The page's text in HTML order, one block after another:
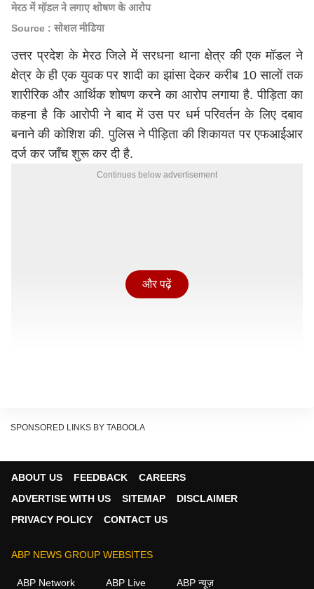
मेरठ में मॉ़डल ने लगाए शोषण के आरोप
Source : सोशल मीडिया
उत्तर प्रदेश के मेरठ जिले में सरधना थाना क्षेत्र की एक मॉडल ने
क्षेत्र के ही एक युवक पर शादी का झांसा देकर करीब 10 सालों तक
शारीरिक और आर्थिक शोषण करने का आरोप लगाया है. पीड़िता का
कहना है कि आरोपी ने बाद में उस पर धर्म परिवर्तन के लिए दबाव
बनाने की कोशिश की. पुलिस ने पीड़िता की शिकायत पर एफआईआर
दर्ज कर जाँच शुरू कर दी है.
Continues below advertisement
मुलाकात सरधना निवासी युवक वसील से हुई थी. वसील ने उसे
और पढ़ें
SPONSORED LINKS BY TABOOLA
ABOUT US FEEDBACK
CAREERS
ADVERTISE WITH US
SITEMAP
DISCLAIMER
PRIVACY POLICY
CONTACT US
ABP NEWS GROUP WEBSITES
ABP Network ABP Live ABP न्यूज़